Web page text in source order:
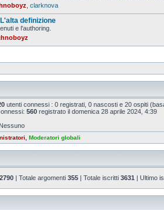
clarknova
definizione
e l'authoring.
utenti connessi : 0 registrati, 0 nascosti e 20 ospiti
560 registrato il domenica 28 aprile 2024, 4:39
Moderatori globali
2790 | Totale argomenti 355 | Totale iscritti 3631 | Ultimo